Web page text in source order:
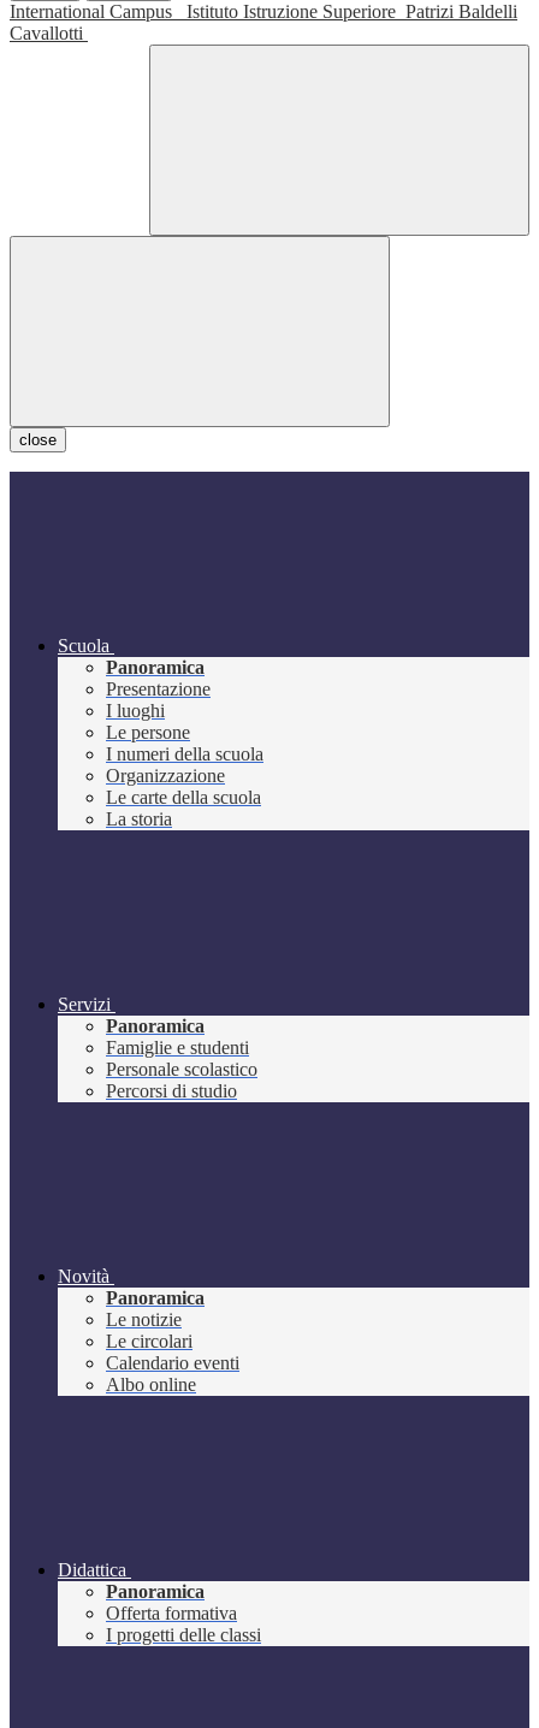
International Campus Istituto Istruzione Superiore Patrizi Baldelli
Cavallotti
close
Scuola
Panoramica
Presentazione
I luoghi
Le persone
I numeri della scuola
Organizzazione
Le carte della scuola
La storia
Servizi
Panoramica
Famiglie e studenti
Personale scolastico
Percorsi di studio
Novità
Panoramica
Le notizie
Le circolari
Calendario eventi
Albo online
Didattica
Panoramica
Offerta formativa
I progetti delle classi